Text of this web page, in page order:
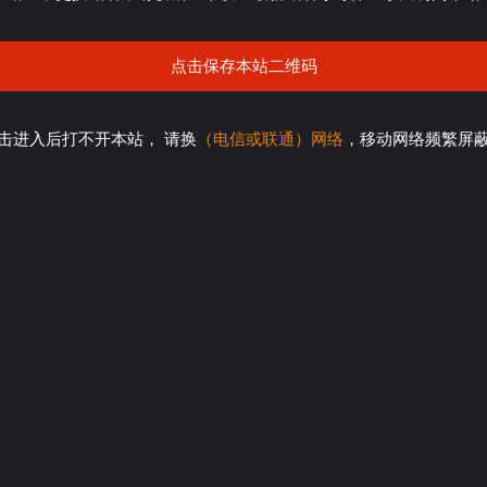
点击保存本站二维码
进入后打不开本站， 请换 （电信或联通）网络 ，移动网络频繁屏